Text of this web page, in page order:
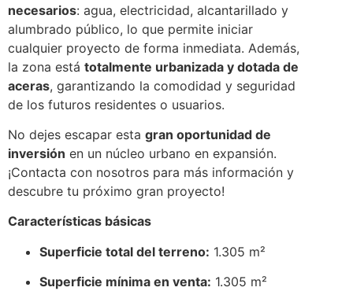
necesarios: agua, electricidad, alcantarillado y
alumbrado público, lo que permite iniciar
cualquier proyecto de forma inmediata. Además,
la zona está totalmente urbanizada y dotada de
aceras, garantizando la comodidad y seguridad
de los futuros residentes o usuarios.
No dejes escapar esta gran oportunidad de
inversión en un núcleo urbano en expansión.
¡Contacta con nosotros para más información y
descubre tu próximo gran proyecto!
Características básicas
Superficie total del terreno: 1.305 m²
Superficie mínima en venta: 1.305 m²